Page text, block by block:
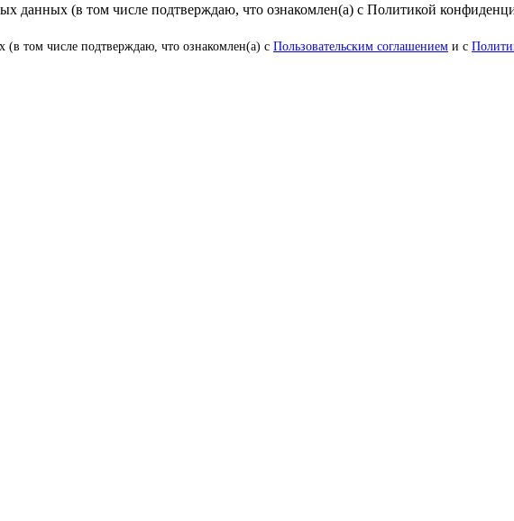
данных (в том числе подтверждаю, что ознакомлен(а) с Политикой
(в том числе подтверждаю, что ознакомлен(а) с Пользовательским соглашением и с